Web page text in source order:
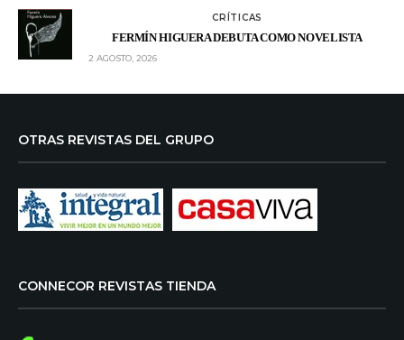
CRÍTICAS
FERMÍN HIGUERA DEBUTA COMO NOVELISTA
2 AGOSTO, 2026
OTRAS REVISTAS DEL GRUPO
CONNECOR REVISTAS TIENDA